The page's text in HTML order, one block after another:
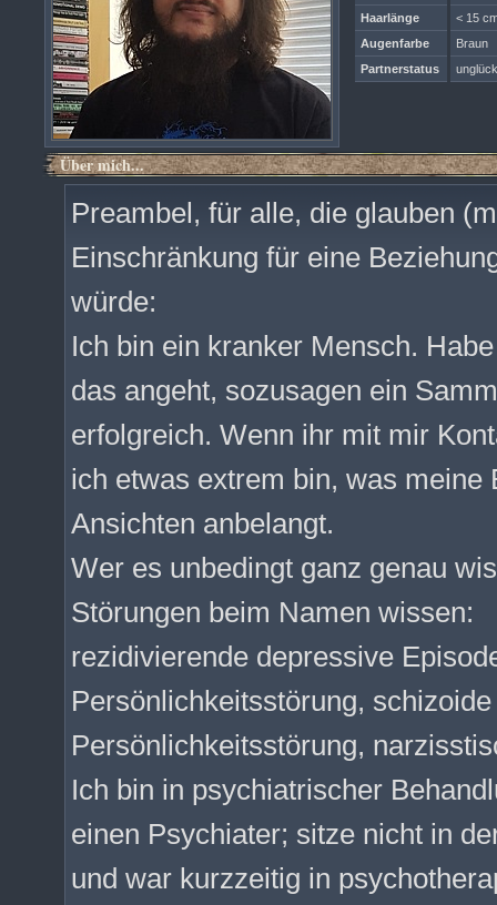
Haarlänge
< 15
Augenfarbe
Braun
Partnerstatus
Über mich...
Preambel, für alle, die glauben
Einschränkung für eine
würde:
Ich bin ein kranker Mensch.
das angeht, sozusagen ein
erfolgreich. Wenn ihr mit mir
ich etwas extrem bin, was meine
Ansichten anbelangt.
Wer es unbedingt ganz genau
Störungen beim Namen wissen:
rezidivierende depressive
Persönlichkeitsstörung, schizoide
Persönlichkeitsstörung,
Ich bin in psychiatrischer
einen Psychiater; sitze nicht in
und war kurzzeitig in